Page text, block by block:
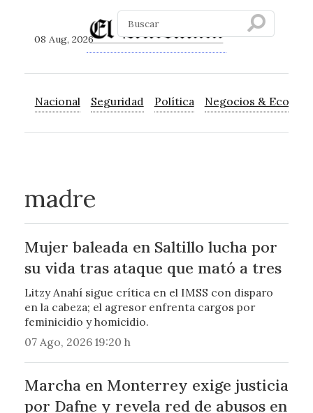
08 Aug, 2026
Nacional Seguridad Política Negocios &
madre
Mujer baleada en Saltillo lucha por
su vida tras ataque que mató a tres
Litzy Anahí sigue crítica en el IMSS con disparo
en la cabeza; el agresor enfrenta cargos por
feminicidio y homicidio.
07 Ago, 2026 19:20 h
Marcha en Monterrey exige justicia
por Dafne y revela red de abusos en